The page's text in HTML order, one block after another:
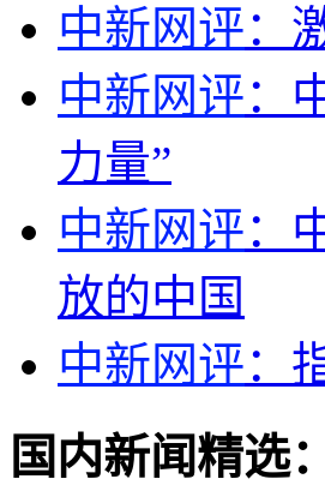
中新网评：
中新网评：
力量”
中新网评：
放的中国
中新网评：
国内新闻精选：